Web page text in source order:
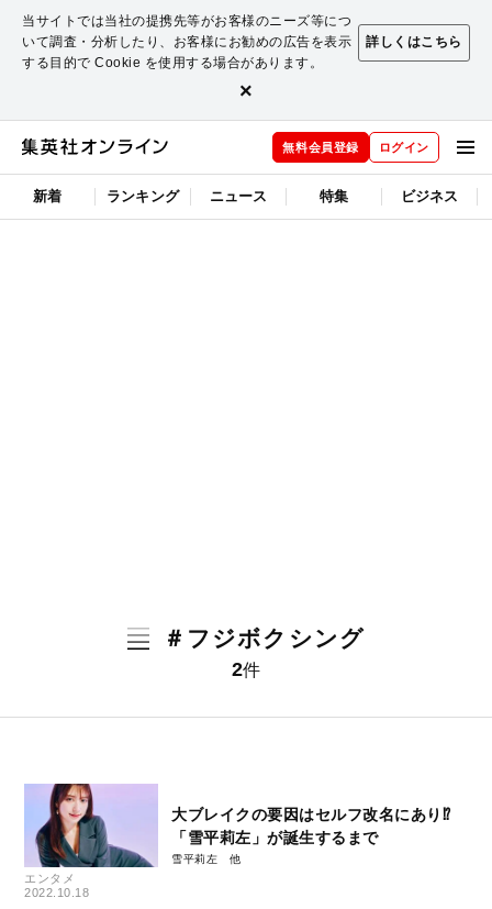
当サイトでは当社の提携先等がお客様のニーズ等につ
いて調査・分析したり、お客様にお勧めの広告を表示
する目的で Cookie を使用する場合があります。
詳しくはこちら
×
無料会員登録 ログイン
新着 ランキング ニュース 特集 ビジネス
＃フジボクシング
2件
エンタメ
2022.10.18
大ブレイクの要因はセルフ改名にあり⁉
「雪平莉左」が誕生するまで
雪平莉左